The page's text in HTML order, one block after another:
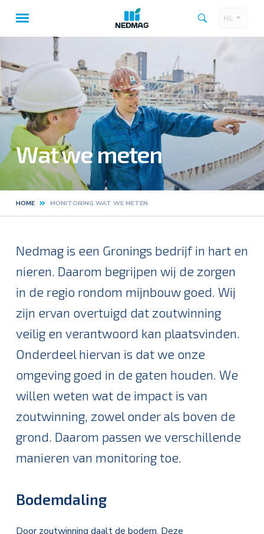
Hoofdnavigatie
NL
Wat we meten
Kruimelpad
HOME MONITORING WAT WE METEN
Nedmag is een Gronings bedrijf in hart en
nieren. Daarom begrijpen wij de zorgen
in de regio rondom mijnbouw goed. Wij
zijn ervan overtuigd dat zoutwinning
veilig en verantwoord kan plaatsvinden.
Onderdeel hiervan is dat we onze
omgeving goed in de gaten houden. We
willen weten wat de impact is van
zoutwinning, zowel onder als boven de
grond. Daarom passen we verschillende
manieren van monitoring toe.
Bodemdaling
Door zoutwinning daalt de bodem. Deze